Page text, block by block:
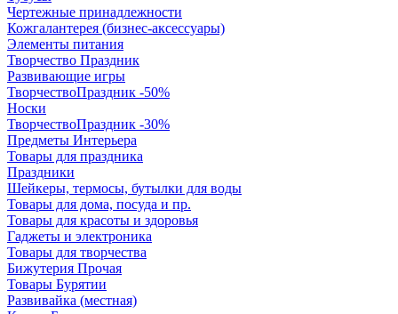
Чертежные принадлежности
Кожгалантерея (бизнес-аксессуары)
Элементы питания
Творчество Праздник
Развивающие игры
ТворчествоПраздник -50%
Носки
ТворчествоПраздник -30%
Предметы Интерьера
Товары для праздника
Праздники
Шейкеры, термосы, бутылки для воды
Товары для дома, посуда и пр.
Товары для красоты и здоровья
Гаджеты и электроника
Товары для творчества
Бижутерия Прочая
Товары Бурятии
Развивайка (местная)